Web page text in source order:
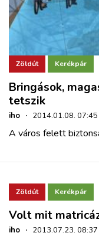
Zöldút Kerékpár
Bringások,
tetszik
iho · 2014.01.08. 07:45
A város felett
Zöldút Kerékpár
Volt mit
iho · 2013.07.23. 08:37